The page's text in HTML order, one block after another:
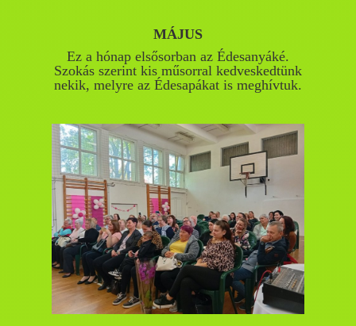
MÁJUS
Ez a hónap elsősorban az Édesanyáké.
Szokás szerint kis műsorral kedveskedtünk
nekik, melyre az Édesapákat is meghívtuk.